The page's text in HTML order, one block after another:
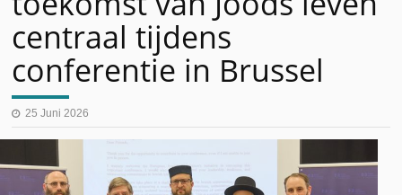
centraal tijdens
conferentie in Brussel
25 Juni 2026